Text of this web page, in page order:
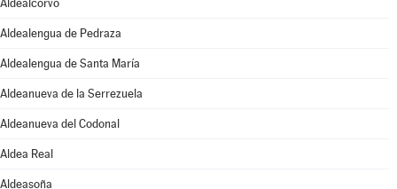
Aldealcorvo
Aldealengua de Pedraza
Aldealengua de Santa María
Aldeanueva de la Serrezuela
Aldeanueva del Codonal
Aldea Real
Aldeasoña